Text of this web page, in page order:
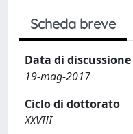
Scheda breve
Data di discussione
19-mag-2017
Ciclo di dottorato
XXVIII